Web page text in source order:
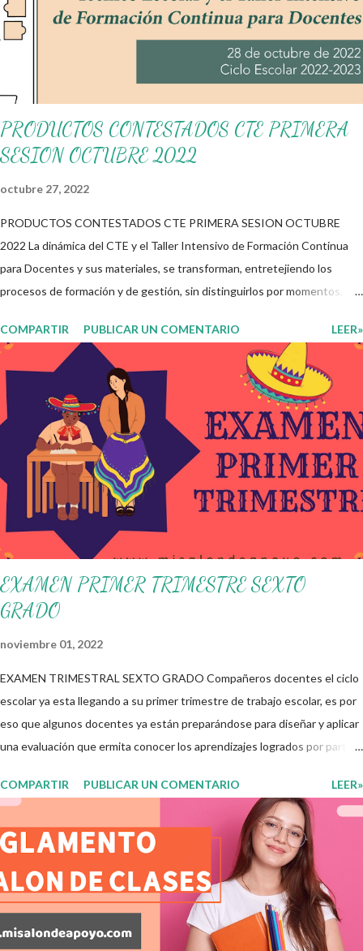
preparar a nuestros alumnos con ejercicios matemáticos es de
gran importancia desde que empiezan su educación básica
inclusive mucho antes, contando siempre con el material
PRODUCTOS CONTESTADOS CTE PRIMERA
SESION OCTUBRE 2022
octubre 27, 2022
PRODUCTOS CONTESTADOS CTE PRIMERA SESION OCTUBRE
2022 La dinámica del CTE y el Taller Intensivo de Formación Continua
para Docentes y sus materiales, se transforman, entretejiendo los
procesos de formación y de gestión, sin distinguirlos por momentos, y
genérico y no está diferenciado por niveles educativos. Desde la
flexibilidad en la que se concibe el CTE y en correspondencia con la
Nueva Escuela Mexicana, se propone que el colectivo docente tome
decisiones sobre su organización, la gestión del tiempo acorde a las
necesidades de la escuela y las acciones que decidan emprender para
apropiarse y resignificar el Plan de Estudio dentro y fuera de este
espacio. En esta Primera Sesión Ordinaria se les invita a que
reflexionen y acuerden posibles acciones a realizar colaborativamente
en la escuela y con la comunidad, a fin de atender las problemáticas
identificadas. Compañeros docentes en est...
COMPARTIR PUBLICAR UN COMENTARIO LEER»
EXAMEN PRIMER TRIMESTRE SEXTO
GRADO
noviembre 01, 2022
EXAMEN TRIMESTRAL SEXTO GRADO Compañeros docentes el ciclo
escolar ya esta llegando a su primer trimestre de trabajo escolar, es por
eso que algunos docentes ya están preparándose para diseñar y aplicar
una evaluación que ermita conocer los aprendizajes logrados por parte
para evaluar las diferentes asignaturas que sus alumnos cursaron
durante este ciclo escolar, permitiendo obtener un mayor panorama de
los aprendizajes claves que sus nuevos aprendientes ya lograron
alcanzar y de aquellos que aun necesitan consolidar. Esto con la
finalidad de que elaboramos un plan de intervención adecuado para
atender las necesidades que nuestro grupo requiera de acuerdo a los
resultados del examen trimestral que apliquemos. Sin mas que decir les
COMPARTIR PUBLICAR UN COMENTARIO LEER»